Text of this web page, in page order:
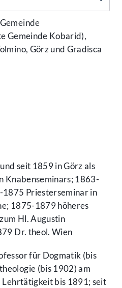
Gemeinde Kobarid),
Görz und Gradisca
seit 1859 in Görz als
Knabenseminars; 1863-
1875 Priesterseminar in
1875-1879 höheres
Hl. Augustin
Dr. theol. Wien
für Dogmatik (bis
(bis 1902) am
Lehrtätigkeit bis 1891; seit